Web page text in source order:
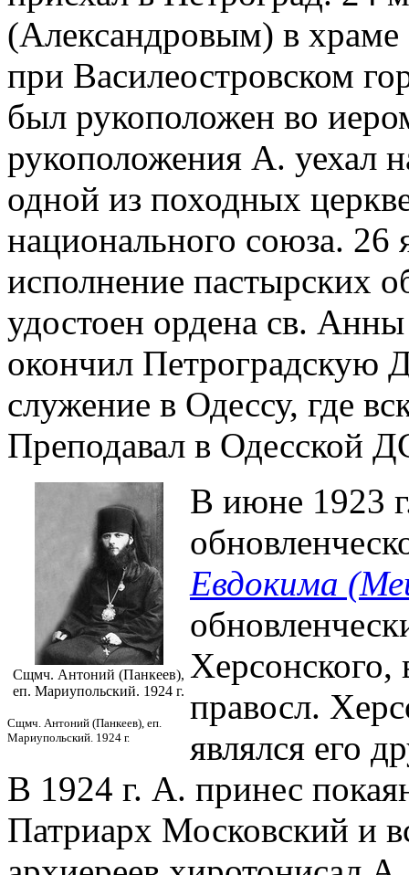
(Александровым) в
при Василеостровском
был рукоположен во
рукоположения А. уехал
одной из походных
национального союза. 26
исполнение пастырских
удостоен ордена св.
окончил Петроградскую
служение в Одессу, где
Преподавал в Одесской
Сщмч. Антоний (Панкеев),
еп. Мариупольский. 1924 г.
Сщмч. Антоний (Панкеев), еп.
Мариупольский. 1924 г.
В июне 1923
Евдокима
Херсонского,
правосл.
являлся его
В 1924 г. А. принес
Патриарх Московский и